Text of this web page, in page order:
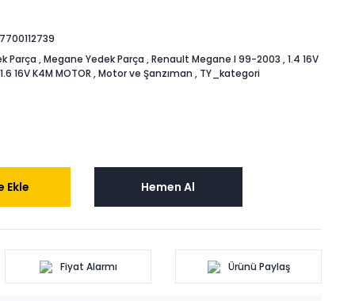
Parça ,Megane Yedek Parça ,Renault Megane I 99-2003 ,1.4 16V
1.6 16V K4M MOTOR ,Motor ve Şanzıman , TY_kategori
Ekle Hemen Al
Fiyat Alarmı Ürünü Paylaş